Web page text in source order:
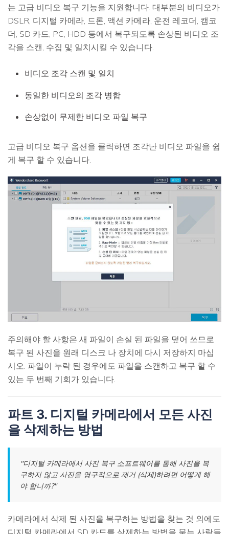
는 고급 비디오 복구 기능을 지원합니다. 대부분의 비디오가
DSLR, 디지털 카메라, 드론, 액션 카메라, 운전 레코더, 캠코
더, SD 카드, PC, HDD 등에서 복구되도록 손상된 비디오 조
각을 스캔, 수집 및 일치시킬 수 있습니다.
비디오 조각 스캔 및 일치
동일한 비디오의 조각 병합
손상없이 무제한 비디오 파일 복구
고급 비디오 복구 옵션을 클릭하면 조각난 비디오 파일을 쉽
게 복구 할 수 있습니다.
주의해야 할 사항은 새 파일이 손실 된 파일을 덮어 쓰므로
복구 된 사진을 원래 디스크 나 장치에 다시 저장하지 마십
시오. 파일이 누락 된 경우에도 파일을 스캔하고 복구 할 수
있는 두 번째 기회가 있습니다.
파트 3. 디지털 카메라에서 모든 사진
을 삭제하는 방법
"디지털 카메라에서 사진 복구 소프트웨어를 통해 사진을 복
구하지 않고 사진을 영구적으로 제거 (삭제)하려면 어떻게 해
야 합니까?"
카메라에서 삭제 된 사진을 복구하는 방법을 찾는 것 외에도
디지털 카메라에서 SD 카드를 삭제하는 방법을 묻는 사람들